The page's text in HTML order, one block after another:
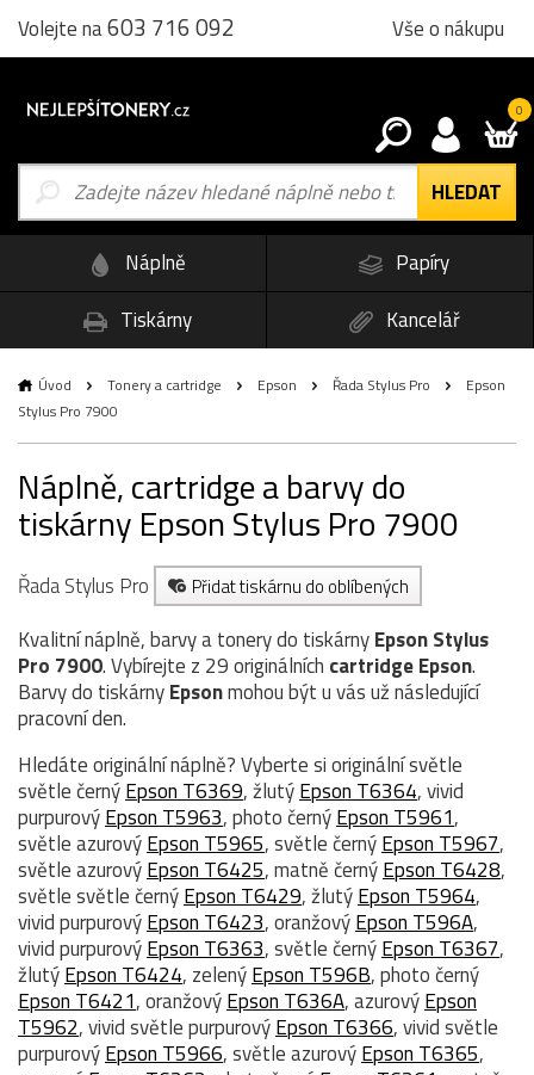
Volejte na603 716 092 Vše o nákupu
0
Náplně
Papíry
Tiskárny
Kancelář
Úvod Tonery a cartridge Epson Řada Stylus Pro
Epson
Stylus Pro 7900
Náplně, cartridge a barvy do
tiskárny Epson Stylus Pro 7900
Řada Stylus Pro Přidat tiskárnu do oblíbených
Kvalitní náplně, barvy a tonery do tiskárnyEpson Stylus
Pro 7900. Vybírejte z 29 originálních cartridgeEpson.
Barvy do tiskárnyEpsonmohou být u vás už následující
pracovní den.
Hledáte originální náplně? Vyberte si originální světle
světle černýEpson T6369, žlutýEpson T6364, vivid
purpurovýEpson T5963, photo černýEpson T5961,
světle azurovýEpson T5965, světle černýEpson T5967,
světle azurovýEpson T6425, matně černýEpson T6428,
světle světle černýEpson T6429, žlutýEpson T5964,
vivid purpurovýEpson T6423, oranžovýEpson T596A,
vivid purpurovýEpson T6363, světle černýEpson T6367,
žlutýEpson T6424, zelenýEpson T596B, photo černý
Epson T6421, oranžovýEpson T636A, azurovýEpson
T5962, vivid světle purpurovýEpson T6366, vivid světle
purpurovýEpson T5966, světle azurovýEpson T6365,